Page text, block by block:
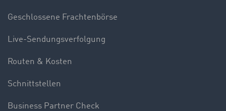
Geschlossene Frachtenbörse
Live-Sendungsverfolgung
Routen & Kosten
Schnittstellen
Business Partner Check